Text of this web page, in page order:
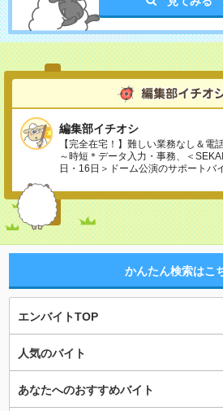
編集部イチオシ
【完全在宅！】難しい業務なし＆電
～時短＊データ入力・事務、＜
日・16日＞ドーム公演のサポートバ
かんたん検索はこ
エンバイトTOP
人気のバイト
あなたへのおすすめバイト